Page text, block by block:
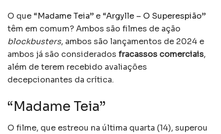
O que “Madame Teia” e “Argylle – O Superespião”
têm em comum? Ambos são filmes de ação
blockbusters, ambos são lançamentos de 2024 e
ambos já são considerados fracassos comerciais,
além de terem recebido avaliações
decepcionantes da crítica.
“Madame Teia”
O filme, que estreou na última quarta (14), superou